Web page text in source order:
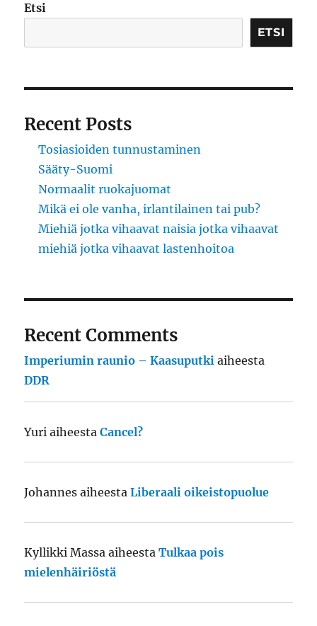
Etsi
ETSI
Recent Posts
Tosiasioiden tunnustaminen
Sääty-Suomi
Normaalit ruokajuomat
Mikä ei ole vanha, irlantilainen tai pub?
Miehiä jotka vihaavat naisia jotka vihaavat
miehiä jotka vihaavat lastenhoitoa
Recent Comments
Imperiumin raunio – Kaasuputki aiheesta
DDR
Yuri aiheestaCancel?
Johannes aiheestaLiberaali oikeistopuolue
Kyllikki Massa aiheestaTulkaa pois
mielenhäiriöstä